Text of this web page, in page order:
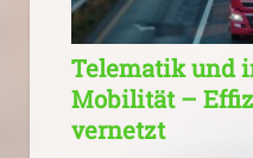
Telematik und
Mobilität –
vernetzt